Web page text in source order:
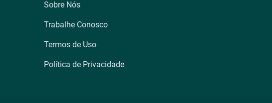
Sobre Nós
Trabalhe Conosco
Termos de Uso
Política de Privacidade